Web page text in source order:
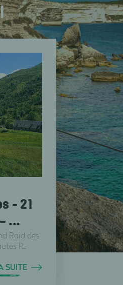
- 21
...
Raid des
P...
SUITE